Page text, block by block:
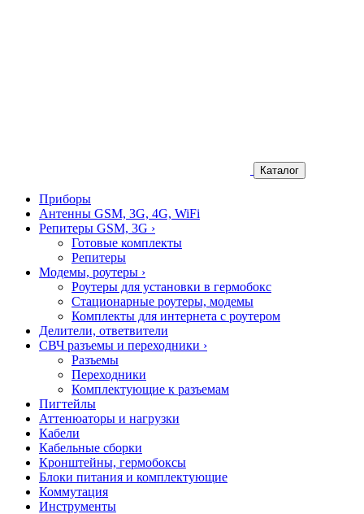
Каталог
Приборы
Антенны GSM, 3G, 4G, WiFi
Репитеры GSM, 3G ›
Готовые комплекты
Репитеры
Модемы, роутеры ›
Роутеры для установки в гермобокс
Стационарные роутеры, модемы
Комплекты для интернета с роутером
Делители, ответвители
СВЧ разъемы и переходники ›
Разъемы
Переходники
Комплектующие к разъемам
Пигтейлы
Аттенюаторы и нагрузки
Кабели
Кабельные сборки
Кронштейны, гермобоксы
Блоки питания и комплектующие
Коммутация
Инструменты